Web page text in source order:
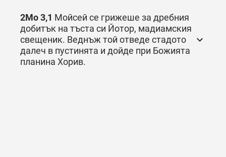
2Mo 3,1 Мойсей се грижеше за дребния
добитък на тъста си Йотор, мадиамския
свещеник. Веднъж той отведе стадото
далеч в пустинята и дойде при Божията
планина Хорив.